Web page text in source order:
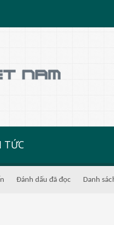
TỨC
Đánh dấu đã đọc Danh